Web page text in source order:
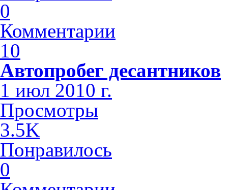
0
Комментарии
10
Автопробег десантников
1 июл 2010 г.
Просмотры
3.5K
Понравилось
0